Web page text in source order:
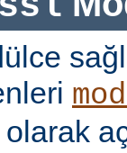
olarak